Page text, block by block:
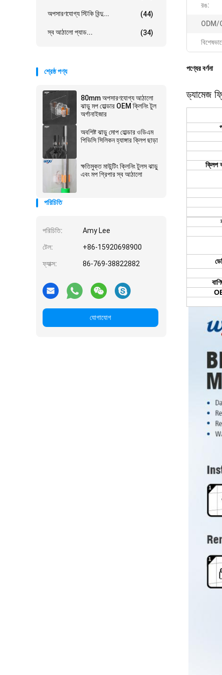
অপসারণযোগ্য স্টিকি বিন্দু... (44)
স্ব আঠালো প্যাড... (34)
শ্রেষ্ঠ পণ্য
80mm অপসারণযোগ্য আঠালো
ঝাড়ু মপ হোল্ডার OEM ক্লিনিং টুল
অর্গানাইজার
অবশিষ্ট ঝাড়ু মোপ হোল্ডার ওডিএম
পিভিসি সিলিকন হ্যাঙ্গার ক্লিপ ছাড়া
ক্ষতিমুক্ত মাউন্টিং ক্লিনিং টুলস ঝাড়ু
এবং মপ গ্রিপার স্ব আঠালো
পরিচিতি
পরিচিতি: Amy Lee
টেল: +86-15920698900
ফ্যাক্স: 86-769-38822882
যোগাযোগ
রঙ:
ODM/
পণ্যের বর্ণনা
ড্যামেজ
ক্লিপ